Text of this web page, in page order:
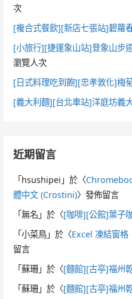
次
[複合式餐飲][新店七張站]碧蘿
[小旅行][捷運象山站]登象山步
瀏覽人次
[日式料理吃到飽][忠孝敦化]梅
[義大利麵][台北車站]洋庭坊義
近期留言
「hsushipei 」於〈
體中文 (Crostini)〉發佈留言
「無名 」於〈[咖啡][公館]葉子
「小菜鳥 」於〈Excel 凍結窗格
留言
「蘇珊 」於〈[麵館][古亭]福州
「蘇珊 」於〈[麵館][古亭]福州